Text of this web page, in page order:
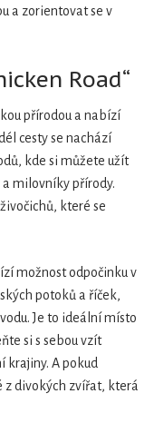
a zorientovat se v
Road“
přírodou a nabízí
cesty se nachází
kde si můžete užít
a milovníky přírody.
které se
možnost odpočinku v
potoků a říček,
Je to ideální místo
si s sebou vzít
A pokud
z divokých zvířat, která